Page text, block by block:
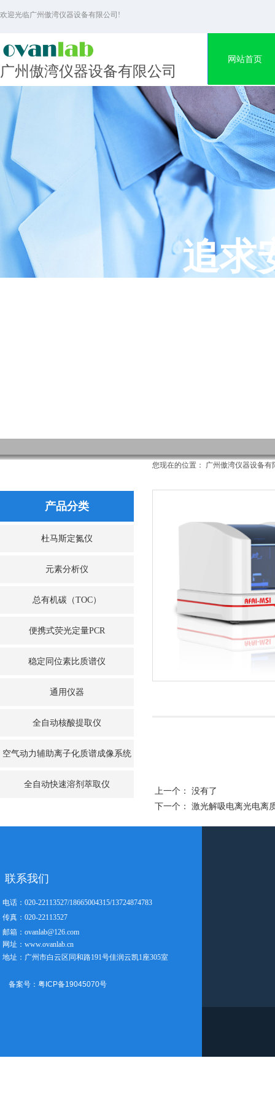
网站首页
欢迎光临广州傲湾仪器设备有限公司!
追求
广州傲湾仪器设备有限公司
您现在的位置： 广州傲湾仪器设备有
产品分类
杜马斯定氮仪
元素分析仪
总有机碳（TOC）
便携式荧光定量PCR
稳定同位素比质谱仪
通用仪器
全自动核酸提取仪
空气动力辅助离子化质谱成像系统
全自动快速溶剂萃取仪
上一个： 没有了
下一个： 激光解吸电离光电离
电话：020-22113527/18665004315/13724874783
传真：020-22113527
邮箱：ovanlab@126.com
网址：www.ovanlab.cn
地址：广州市白云区同和路191号佳润云凯1座305室
联系我们
备案号：粤ICP备19045070号